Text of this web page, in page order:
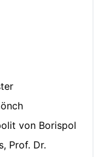
von Borispol
Prof. Dr.